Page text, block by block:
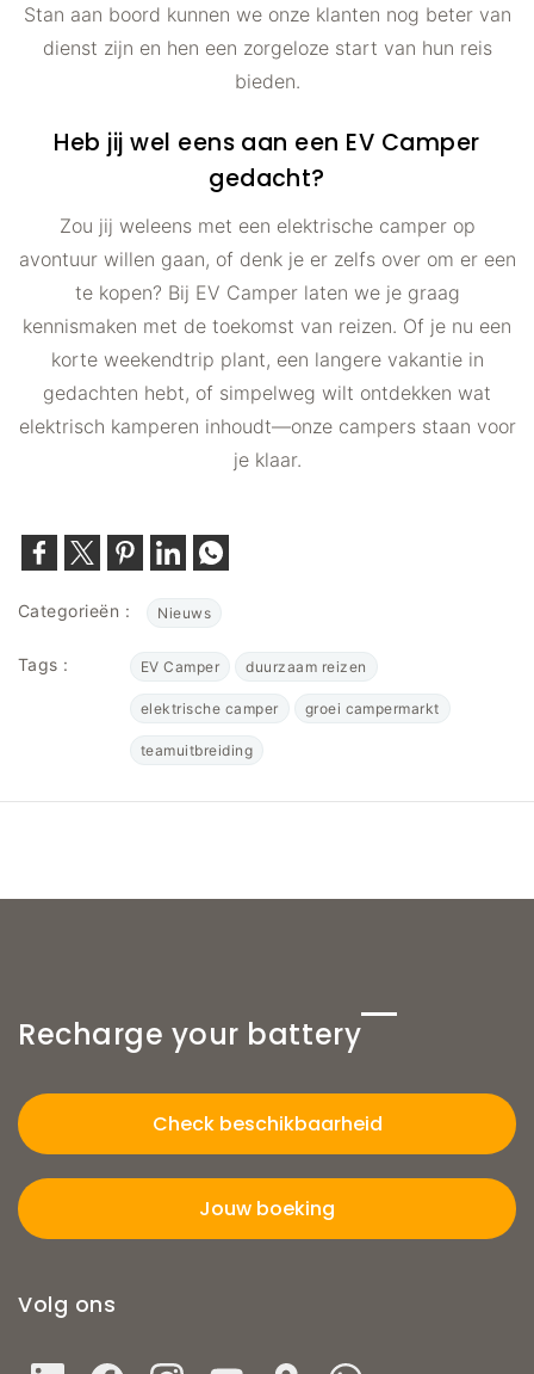
Stan aan boord kunnen we onze klanten nog beter van
dienst zijn en hen een zorgeloze start van hun reis
bieden.
Heb jij wel eens aan een EV Camper
gedacht?
Zou jij weleens met een elektrische camper op
avontuur willen gaan, of denk je er zelfs over om er een
te kopen? Bij EV Camper laten we je graag
kennismaken met de toekomst van reizen. Of je nu een
korte weekendtrip plant, een langere vakantie in
gedachten hebt, of simpelweg wilt ontdekken wat
elektrisch kamperen inhoudt—onze campers staan voor
je klaar.
Categorieën : Nieuws
Tags : EV Camper duurzaam reizen
elektrische camper groei campermarkt
teamuitbreiding
Recharge your battery
Check beschikbaarheid
Jouw boeking
Volg ons